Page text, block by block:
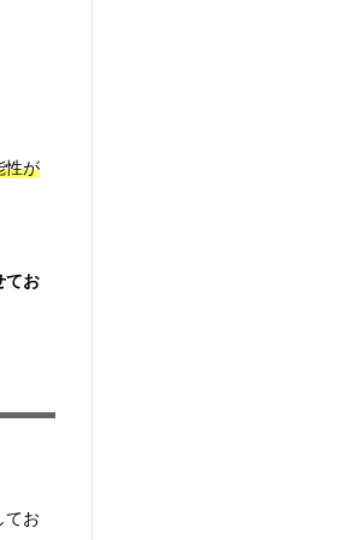
性が
てお
てお